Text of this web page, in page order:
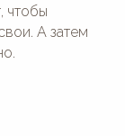
чтобы
А затем